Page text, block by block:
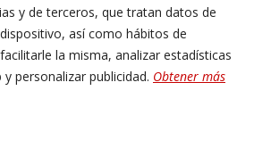
y de terceros, que tratan datos de
así como hábitos de
la misma, analizar estadísticas
personalizar publicidad. Obtener más
leds diurnas, luces
de aluminio negro mate 15